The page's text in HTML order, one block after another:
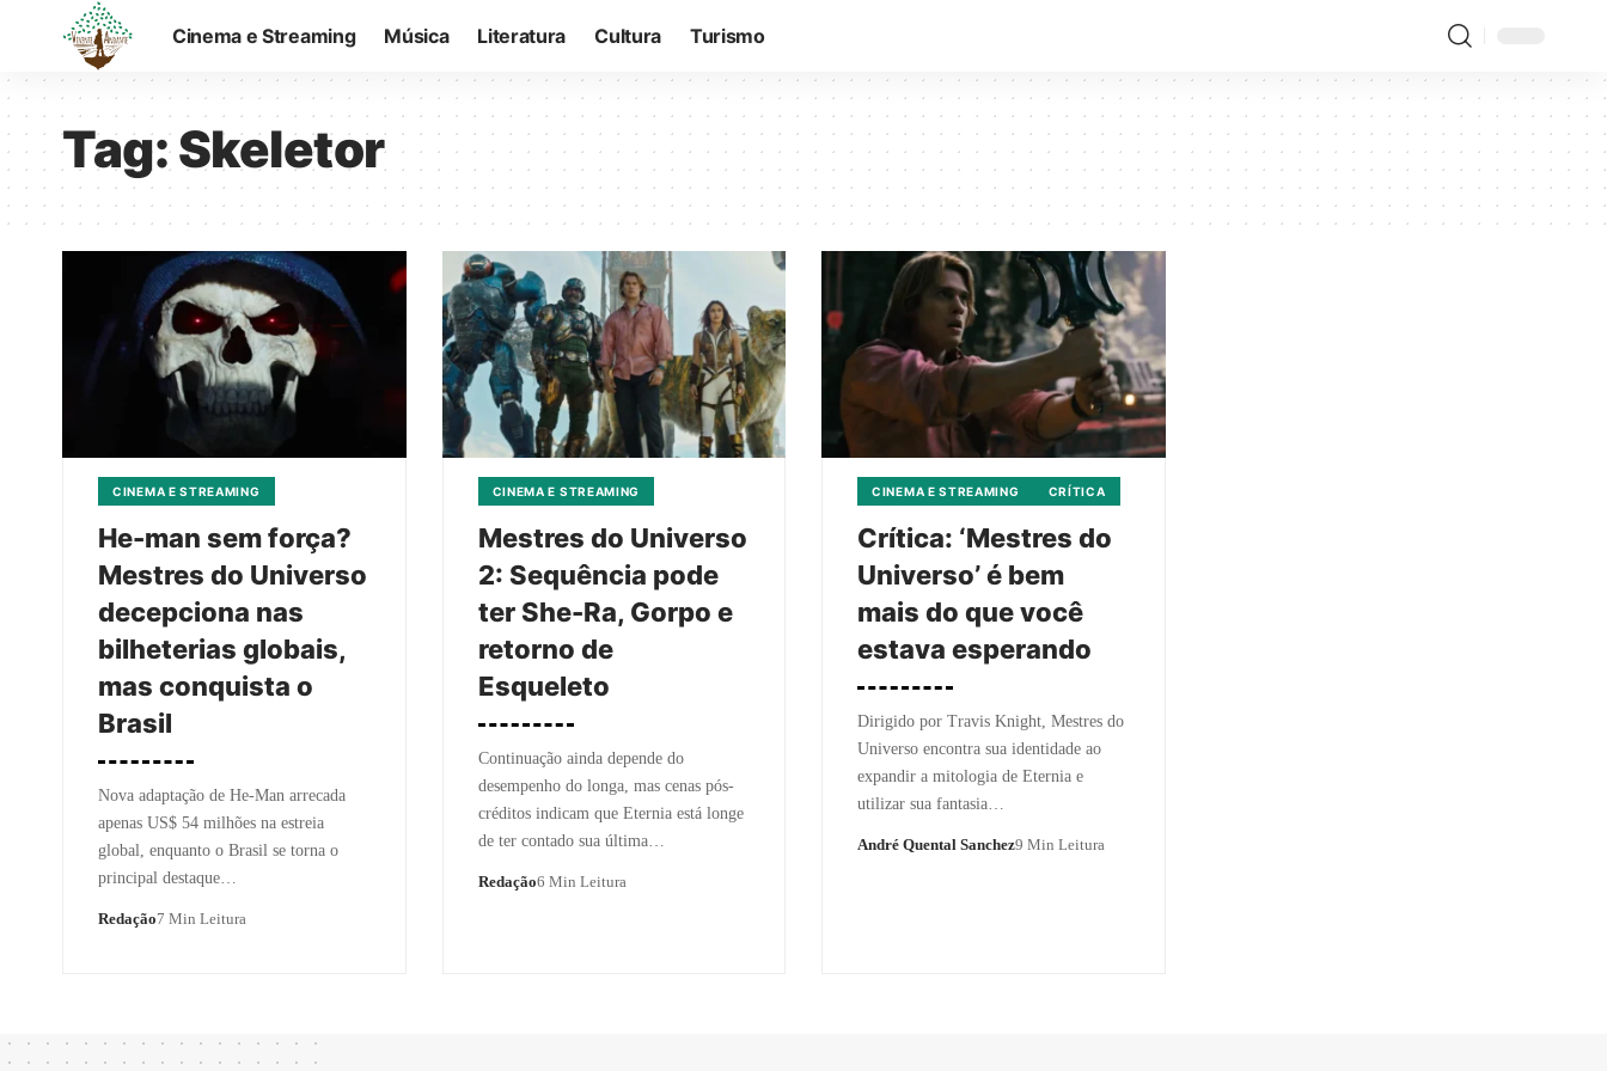
Cinema e Streaming Música Literatura Cultura Turismo
Tag:Skeletor
CINEMA E STREAMING
He-man sem força?
Mestres do Universo
decepciona nas
bilheterias globais,
mas conquista o
Brasil
Nova adaptação de He-Man arrecada
apenas US$ 54 milhões na estreia
global, enquanto o Brasil se torna o
principal destaque…
Redação7 Min Leitura
CINEMA E STREAMING
Mestres do Universo
2: Sequência pode
ter She-Ra, Gorpo e
retorno de
Esqueleto
Continuação ainda depende do
desempenho do longa, mas cenas pós-
créditos indicam que Eternia está longe
de ter contado sua última…
Redação6 Min Leitura
CINEMA E STREAMING CRÍTICA
Crítica: ‘Mestres do
Universo’ é bem
mais do que você
estava esperando
Dirigido por Travis Knight, Mestres do
Universo encontra sua identidade ao
expandir a mitologia de Eternia e
utilizar sua fantasia…
André Quental Sanchez9 Min Leitura